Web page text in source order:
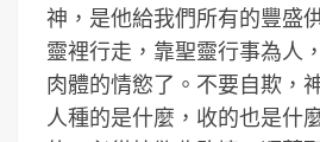
神，是他給我們所有的豐盛
靈裡行走，靠聖靈行事為人
肉體的情慾了。不要自欺，
人種的是什麼，收的也是什